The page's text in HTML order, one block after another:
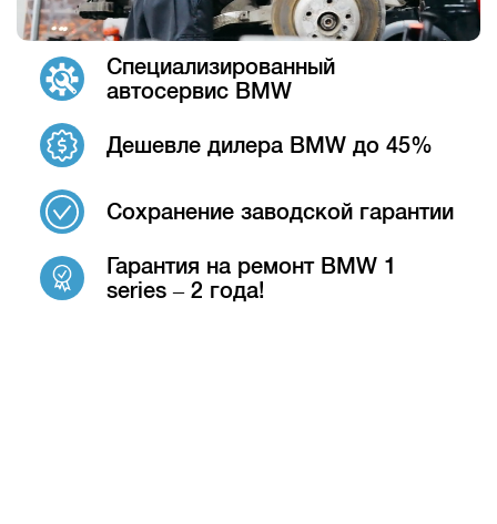
Специализированный
автосервис BMW
Дешевле дилера BMW до 45%
Сохранение заводской гарантии
Гарантия на ремонт BMW 1
series – 2 года!